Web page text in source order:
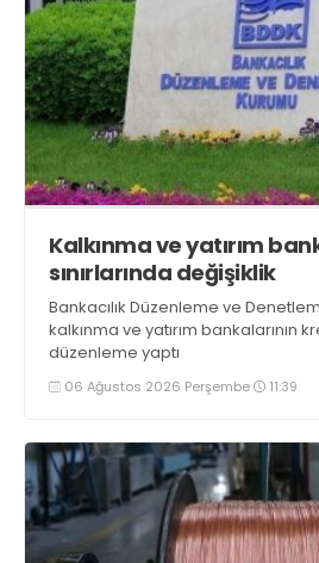
Kalkınma ve yatırım
sınırlarında değişiklik
Bankacılık Düzenleme ve
kalkınma ve yatırım bankalarının
düzenleme yaptı
06 Ağustos 2026 Perşembe 11:39